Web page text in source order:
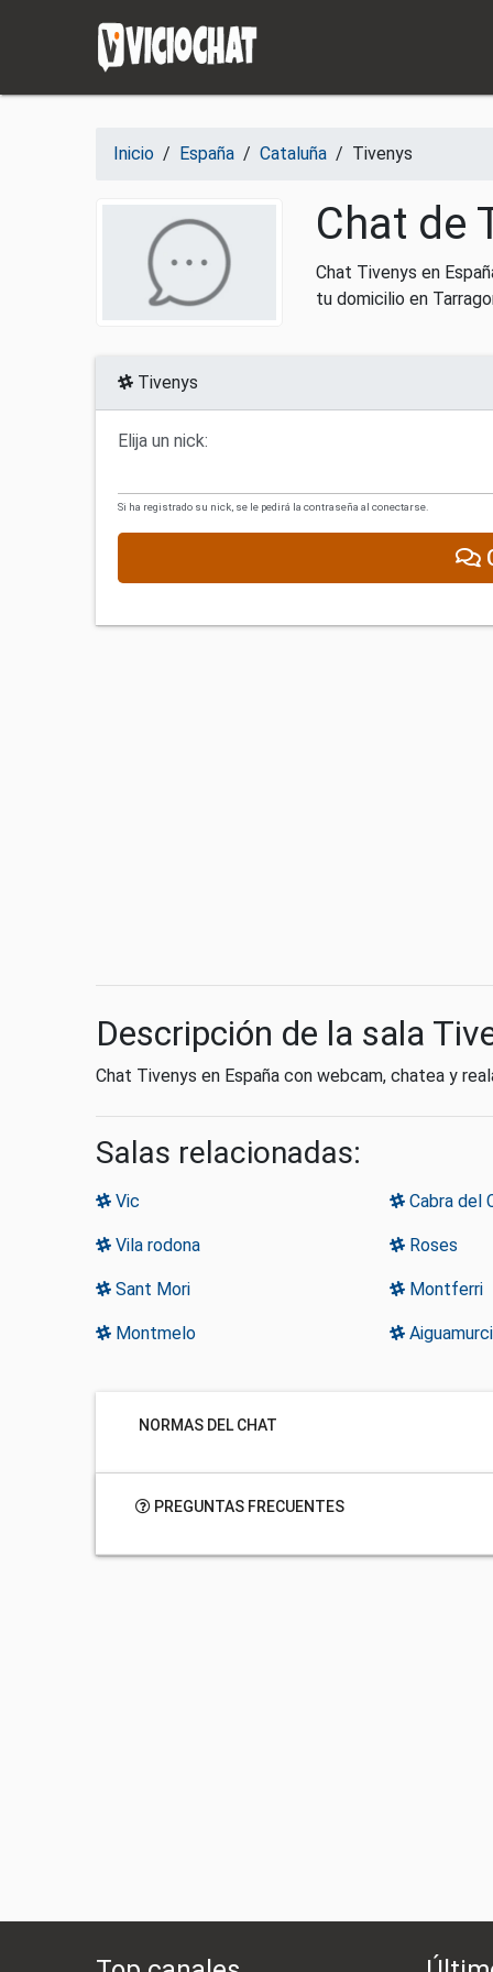
Inicio / España / Cataluña / Tivenys
Chat de
Chat Tivenys en
tu domicilio en
Tivenys
Elija un nick:
Si ha registrado su nick, se le pedirá la contraseña al conectarse.
Descripción de la sala
Chat Tivenys en España con webcam, chatea y
Salas relacionadas:
Vic Cabra del
Vila rodona Roses
Sant Mori Montferri
Montmelo
NORMAS DEL CHAT
PREGUNTAS FRECUENTES